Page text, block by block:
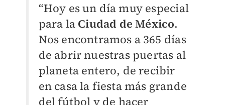
“Hoy es un día muy especial
para la Ciudad de México.
Nos encontramos a 365 días
de abrir nuestras puertas al
planeta entero, de recibir
en casa la fiesta más grande
del fútbol y de hacer